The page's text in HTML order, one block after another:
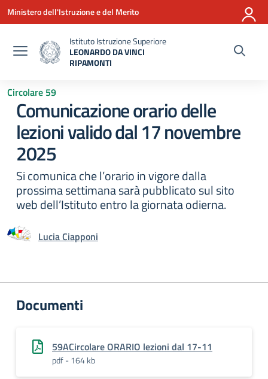
Vai ai contenuti
Vai al menu di navigazione
Vai al footer
Ministero dell'Istruzione e del Merito
Istituto Istruzione Superiore
LEONARDO DA VINCI
RIPAMONTI
Circolare 59
Comunicazione orario delle
lezioni valido dal 17 novembre
2025
Si comunica che l’orario in vigore dalla
prossima settimana sarà pubblicato sul sito
web dell’Istituto entro la giornata odierna.
Lucia Ciapponi
Documenti
59ACircolare ORARIO lezioni dal 17-11
pdf - 164 kb